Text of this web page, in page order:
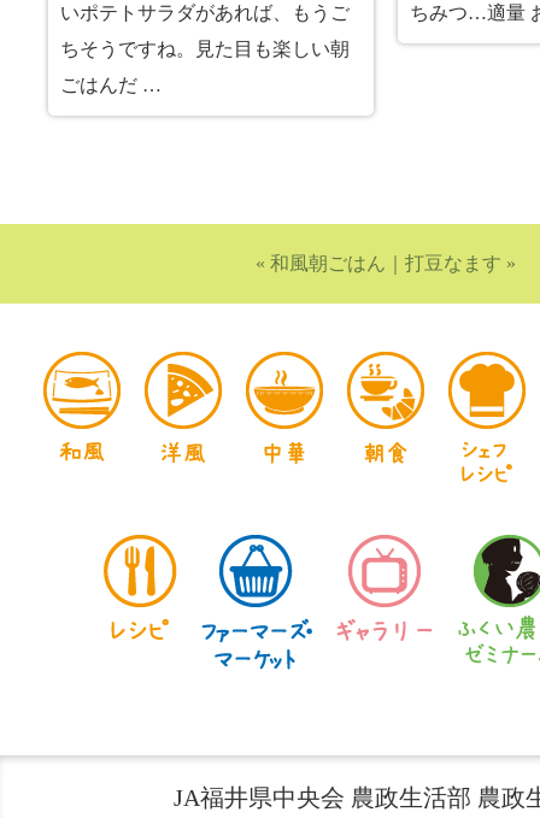
いポテトサラダがあれば、もうご
ちそうですね。見た目も楽しい朝
ごはんだ …
ちみつ…適量
« 和風朝ごはん 打豆なます »
JA福井県中央会 農政生活部 農政